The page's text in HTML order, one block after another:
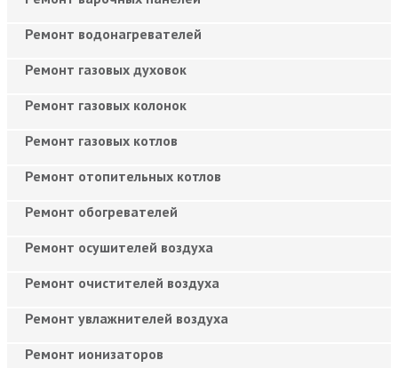
Ремонт водонагревателей
Ремонт газовых духовок
Ремонт газовых колонок
Ремонт газовых котлов
Ремонт отопительных котлов
Ремонт обогревателей
Ремонт осушителей воздуха
Ремонт очистителей воздуха
Ремонт увлажнителей воздуха
Ремонт ионизаторов